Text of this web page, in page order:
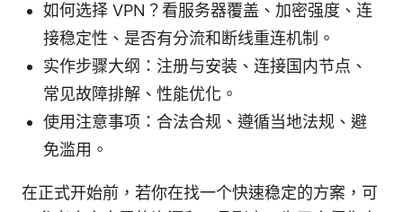
如何选择 VPN？看服务器覆盖、加密强度、连
接稳定性、是否有分流和断线重连机制。
实作步骤大纲：注册与安装、连接国内节点、
常见故障排解、性能优化。
使用注意事项：合法合规、遵循当地法规、避
免滥用。
在正式开始前，若你在找一个快速稳定的方案，可